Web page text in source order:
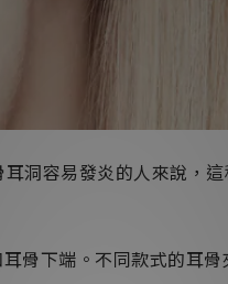
耳洞容易發炎的人來說，
骨下端。不同款式的耳